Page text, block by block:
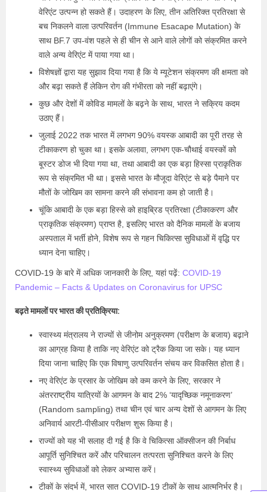
वेरिएंट उत्पन्न हो सकते हैं। उदाहरण के लिए, तीन अतिरिक्त प्रतिरक्षा से
बच निकलने वाला उत्परिवर्तन (Immune Esacape Mutation) के
साथ BF.7 उप-वंश पहले से ही चीन से आने वाले लोगों को संक्रमित करने
वाले अन्य वेरिएंट में पाया गया था।
विशेषज्ञों द्वारा यह सुझाव दिया गया है कि ये म्यूटेशन संक्रमण की क्षमता को
और बढ़ा सकते हैं लेकिन रोग की गंभीरता को नहीं बढ़ाएंगे।
कुछ और देशों में कोविड मामलों के बढ़ने के साथ, भारत ने सक्रिय कदम
उठाए हैं।
जुलाई 2022 तक भारत में लगभग 90% वयस्क आबादी का पूरी तरह से
टीकाकरण हो चुका था। इसके अलावा, लगभग एक-चौथाई वयस्कों को
बूस्टर डोज भी दिया गया था, तथा आबादी का एक बड़ा हिस्सा प्राकृतिक
रूप से संक्रमित भी था। इससे भारत के मौजूदा वेरिएंट से बड़े पैमाने पर
मौतों के जोखिम का सामना करने की संभावना कम हो जाती है।
चूंकि आबादी के एक बड़ा हिस्से को हाइब्रिड प्रतिरक्षा (टीकाकरण और
प्राकृतिक संक्रमण) प्राप्त है, इसलिए भारत को दैनिक मामलों के बजाय
अस्पताल में भर्ती होने, विशेष रूप से गहन चिकित्सा सुविधाओं में वृद्धि पर
ध्यान देना चाहिए।
COVID-19 के बारे में अधिक जानकारी के लिए, यहां पढ़ें: COVID-19
Pandemic – Facts & Updates on Coronavirus for UPSC
बढ़ते मामलों पर भारत की प्रतिक्रिया:
स्वास्थ्य मंत्रालय ने राज्यों से जीनोम अनुक्रमण (परीक्षण के बजाय) बढ़ाने
का आग्रह किया है ताकि नए वेरिएंट को ट्रैक किया जा सके। यह ध्यान
दिया जाना चाहिए कि एक विषाणु उत्परिवर्तन संचय कर विकसित होता है।
नए वेरिएंट के प्रसार के जोखिम को कम करने के लिए, सरकार ने
अंतरराष्ट्रीय यात्रियों के आगमन के बाद 2% ‘यादृच्छिक नमूनाकरण’
(Random sampling) तथा चीन एवं चार अन्य देशों से आगमन के लिए
अनिवार्य आरटी-पीसीआर परीक्षण शुरू किया है।
राज्यों को यह भी सलाह दी गई है कि वे चिकित्सा ऑक्सीजन की निर्बाध
आपूर्ति सुनिश्चित करें और परिचालन तत्परता सुनिश्चित करने के लिए
स्वास्थ्य सुविधाओं को लेकर अभ्यास करें।
टीकों के संदर्भ में, भारत सात COVID-19 टीकों के साथ आत्मनिर्भर है।